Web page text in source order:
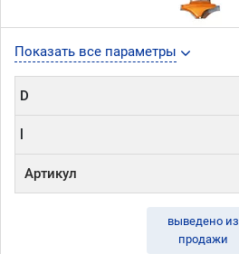
Показать все параметры
D
Артикул
выведено из
продажи